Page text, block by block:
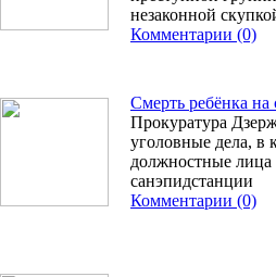
незаконной
Комментарии (0)
Смерть ребёнка на
Прокуратура
уголовные дела, в
должностные
санэпидстанции
Комментарии (0)